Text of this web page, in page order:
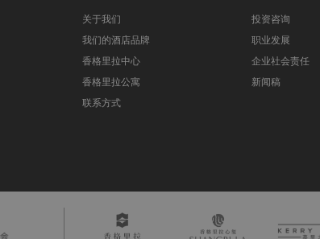
关于我们
我们的酒店品牌
香格里拉中心
香格里拉公寓
联系方式
投资咨询
职业发展
企业社会责任
新闻稿